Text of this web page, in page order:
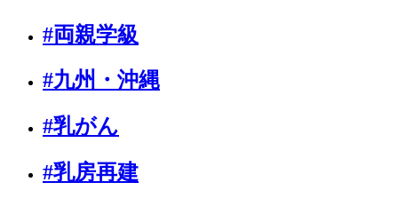
#両親学級
#九州・沖縄
#乳がん
#乳房再建